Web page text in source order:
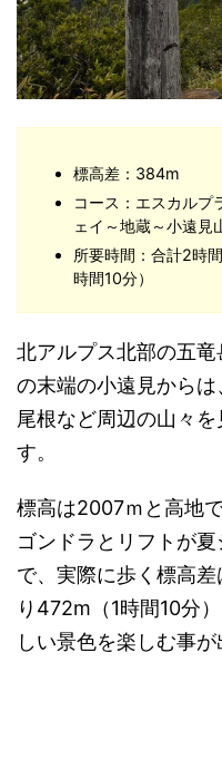
標高差：384m
コース：エスカルプ
ェイ～地蔵～小遠見
所要時間：合計2時
時間10分）
北アルプス北部の五
の末端の小遠見から
尾根など周辺の山々
す。
標高は2007ｍと高地
ゴンドラとリフトが
で、実際に歩く標高
り472m（1時間10分
しい景色を楽しむ事が